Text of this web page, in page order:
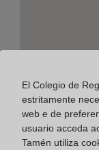
El Colegio de
estritamente
web e de
usuario acceda
Tamén utiliza